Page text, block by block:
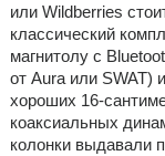
или Wildberries
классический
магнитолу с
от Aura или SWAT)
хороших 16-
коаксиальных
колонки выдавали